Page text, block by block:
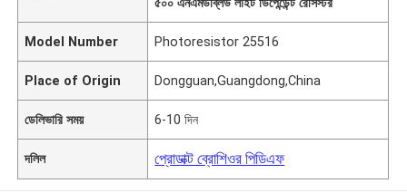
Model Number Photoresistor 25516
Place of Origin Dongguan,Guangdong,China
ডেলিভারি সময় 6-10 দিন
দলিল প্রোডাক্ট ব্রোশিওর পিডিএফ